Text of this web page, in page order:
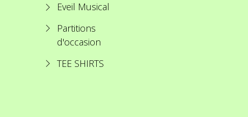
Eveil Musical
Partitions
d'occasion
TEE SHIRTS